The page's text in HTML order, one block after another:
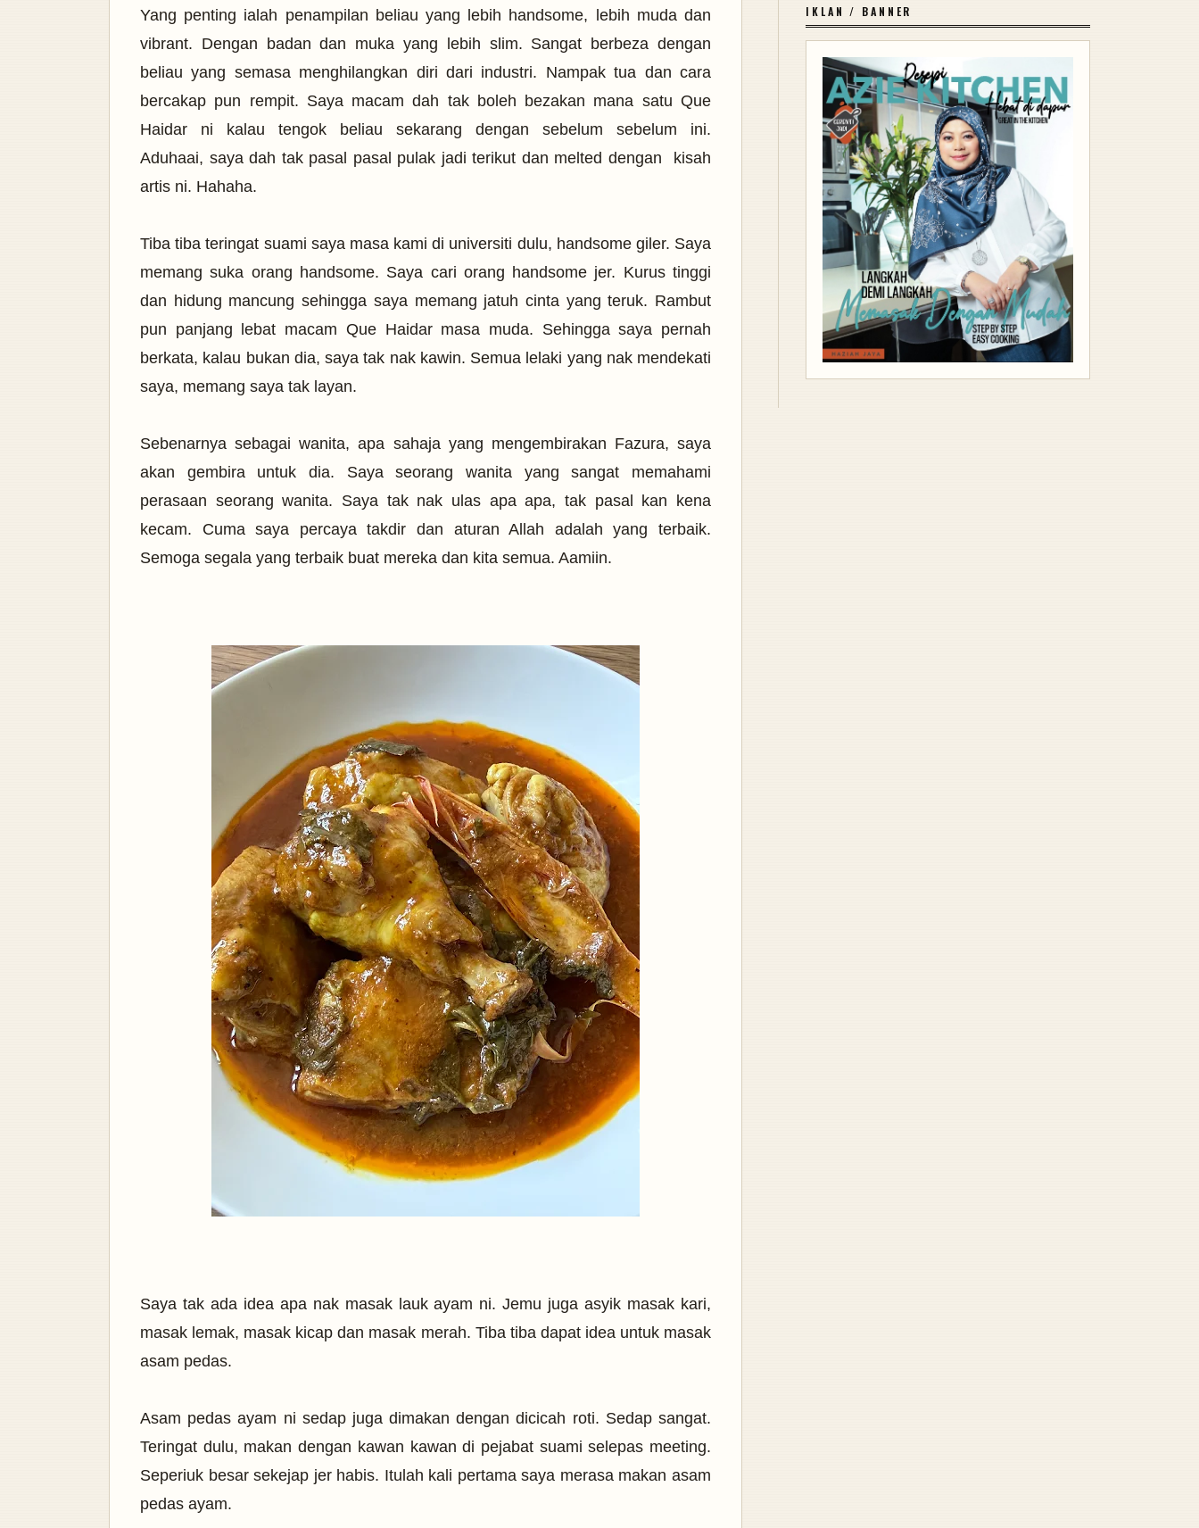
Yang penting ialah penampilan beliau yang lebih handsome, lebih muda dan
vibrant. Dengan badan dan muka yang lebih slim. Sangat berbeza dengan
beliau yang semasa menghilangkan diri dari industri. Nampak tua dan cara
bercakap pun rempit. Saya macam dah tak boleh bezakan mana satu Que
Haidar ni kalau tengok beliau sekarang dengan sebelum sebelum ini.
Aduhaai, saya dah tak pasal pasal pulak jadi terikut dan melted dengan kisah
artis ni. Hahaha.
Tiba tiba teringat suami saya masa kami di universiti dulu, handsome giler. Saya
memang suka orang handsome. Saya cari orang handsome jer. Kurus tinggi
dan hidung mancung sehingga saya memang jatuh cinta yang teruk. Rambut
pun panjang lebat macam Que Haidar masa muda. Sehingga saya pernah
berkata, kalau bukan dia, saya tak nak kawin. Semua lelaki yang nak mendekati
saya, memang saya tak layan.
Sebenarnya sebagai wanita, apa sahaja yang mengembirakan Fazura, saya
akan gembira untuk dia. Saya seorang wanita yang sangat memahami
perasaan seorang wanita. Saya tak nak ulas apa apa, tak pasal kan kena
kecam. Cuma saya percaya takdir dan aturan Allah adalah yang terbaik.
Semoga segala yang terbaik buat mereka dan kita semua. Aamiin.
Saya tak ada idea apa nak masak lauk ayam ni. Jemu juga asyik masak kari,
masak lemak, masak kicap dan masak merah. Tiba tiba dapat idea untuk masak
asam pedas.
Asam pedas ayam ni sedap juga dimakan dengan dicicah roti. Sedap sangat.
Teringat dulu, makan dengan kawan kawan di pejabat suami selepas meeting.
Seperiuk besar sekejap jer habis. Itulah kali pertama saya merasa makan asam
pedas ayam.
IKLAN / BANNER